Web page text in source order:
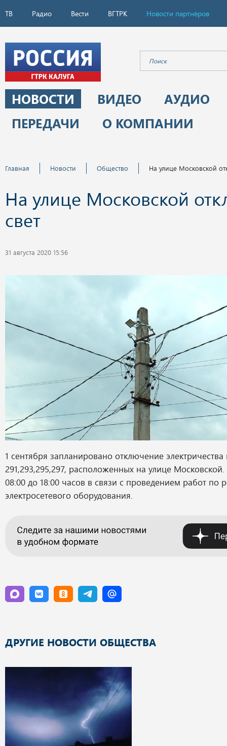
ТВ Радио Вести ВГТРК Новости партнёров
НОВОСТИ ВИДЕО
АУДИО
ПЕРЕДАЧИ
О КОМПАНИИ
Главная Новости Общество На улице Московской
На улице Московской
свет
31 августа 2020 15:56
1 сентября запланировано отключение
291,293,295,297, расположенных на улице Московской.
08:00 до 18:00 часов в связи с проведением работ по
электросетевого оборудования.
ДРУГИЕ НОВОСТИ ОБЩЕСТВА